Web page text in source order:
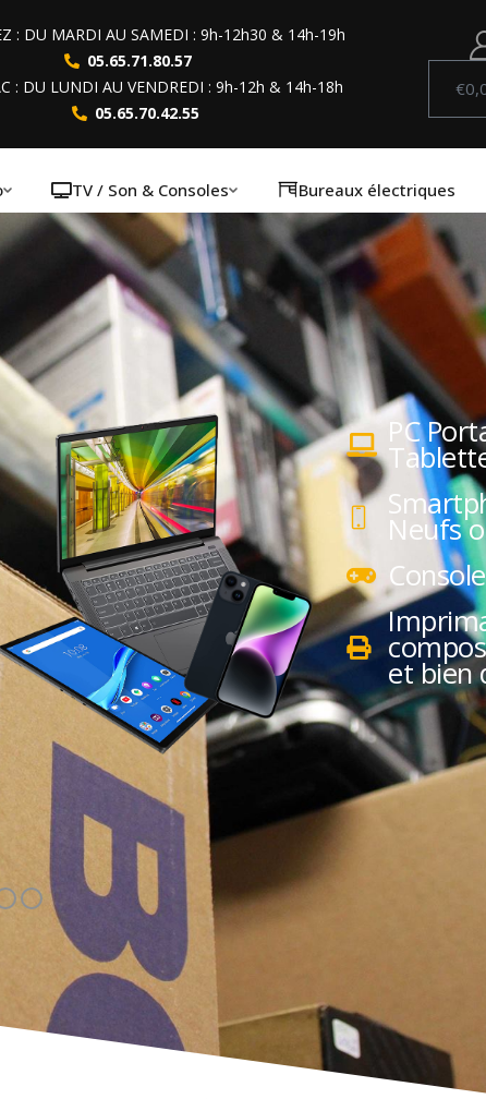
: DU MARDI AU SAMEDI : 9h-12h30 & 14h-19h
05.65.71.80.57
: DU LUNDI AU VENDREDI : 9h-12h & 14h-18h
05.65.70.42.55
€
TV / Son & Consoles Bureaux électriques
PC
Neufs
et bien